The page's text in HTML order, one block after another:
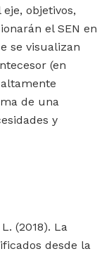
objetivos,
el SEN en
se visualizan
(en
de una
y
(2018). La
desde la